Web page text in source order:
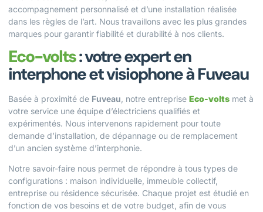
accompagnement personnalisé et d’une installation réalisée
dans les règles de l’art. Nous travaillons avec les plus grandes
marques pour garantir fiabilité et durabilité à nos clients.
Eco-volts: votre expert en
interphone et visiophone à Fuveau
Basée à proximité de Fuveau , notre entreprise Eco-volts met à
votre service une équipe d’électriciens qualifiés et
expérimentés. Nous intervenons rapidement pour toute
demande d’installation, de dépannage ou de remplacement
d’un ancien système d’interphonie.
Notre savoir-faire nous permet de répondre à tous types de
configurations : maison individuelle, immeuble collectif,
entreprise ou résidence sécurisée. Chaque projet est étudié en
fonction de vos besoins et de votre budget, afin de vous